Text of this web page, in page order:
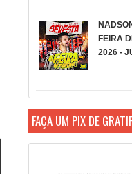
FEIRA
2026 -
FAÇA UM PIX DE